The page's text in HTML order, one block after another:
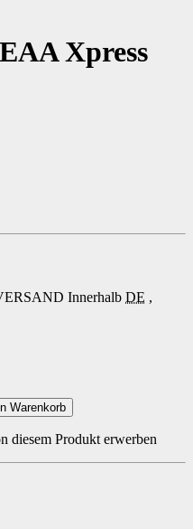
Xpress
Innerhalb DE ,
Warenkorb
diesem Produkt erwerben